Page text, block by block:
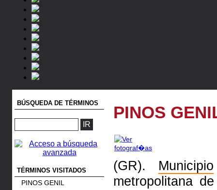
BÚSQUEDA DE TÉRMINOS
TÉRMINOS VISITADOS
PINOS GENIL
PINOS
(GR). Municipio
metropolitana